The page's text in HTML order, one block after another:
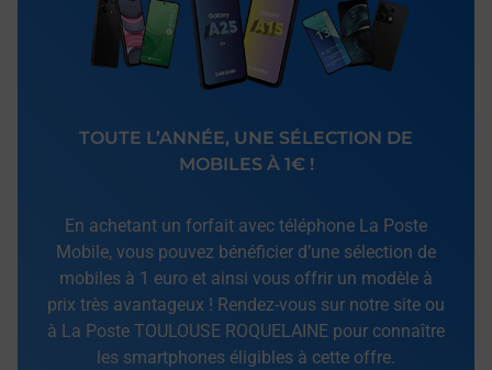
TOUTE L’ANNÉE, UNE SÉLECTION DE
MOBILES À 1€ !
En achetant un forfait avec téléphone La Poste
Mobile, vous pouvez bénéficier d’une sélection de
mobiles à 1 euro et ainsi vous offrir un modèle à
prix très avantageux ! Rendez-vous sur notre site ou
à La Poste TOULOUSE ROQUELAINE pour connaître
les smartphones éligibles à cette offre.